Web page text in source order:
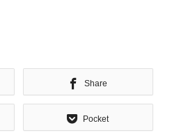
Share
Pocket